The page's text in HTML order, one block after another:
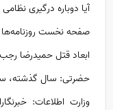
آیا دوباره درگیری
صفحه نخست روزنامه‌ها –
ابعاد قتل حمیدرضا
حضرتی: سال گذشته،
وزارت اطلاعات: